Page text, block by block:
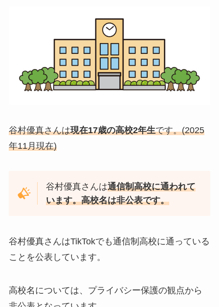
谷村優真さんは現在17歳の高校2年生です。(2025
年11月現在)
谷村優真さんは通信制高校に通われて
います。高校名は非公表です。
谷村優真さんはTikTokでも通信制高校に通っている
ことを公表しています。
高校名については、プライバシー保護の観点から